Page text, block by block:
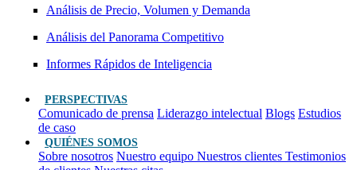
Análisis de Precio, Volumen y Demanda
Análisis del Panorama Competitivo
Informes Rápidos de Inteligencia
PERSPECTIVAS
Comunicado de prensa Liderazgo intelectual Blogs Estudios
de caso
QUIÉNES SOMOS
Sobre nosotros Nuestro equipo Nuestros clientes Testimonios